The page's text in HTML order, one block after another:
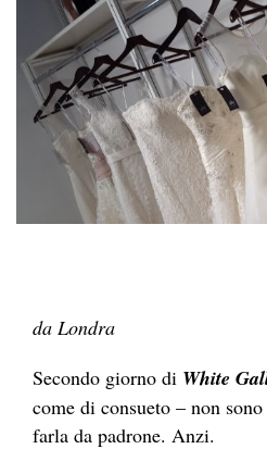
da Londra
Secondo giorno di White
come di consueto – non
farla da padrone. Anzi.